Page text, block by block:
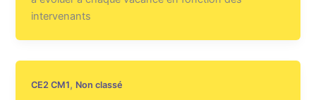
intervenants
CE2 CM1, Non classé